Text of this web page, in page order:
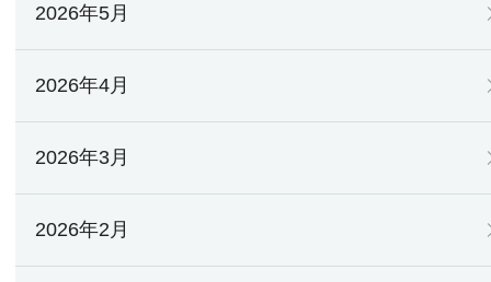
2026年5月
2026年4月
2026年3月
2026年2月